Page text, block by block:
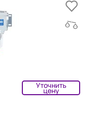
Уточнить
цену